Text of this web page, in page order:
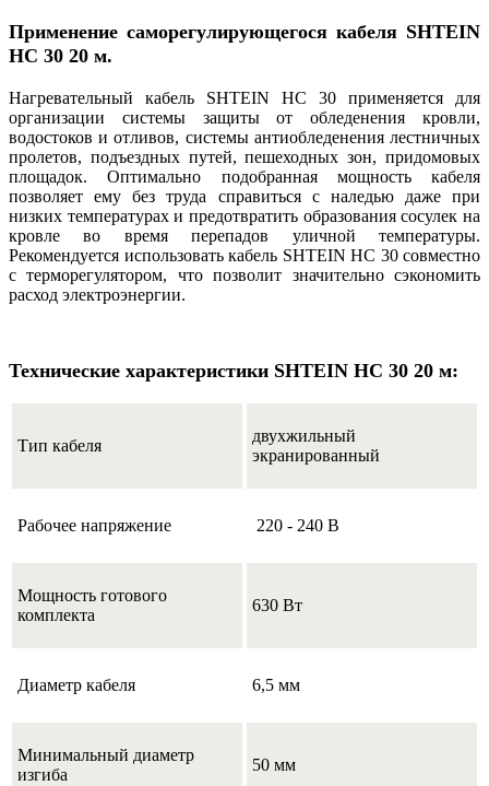
Применение саморегулирующегося кабеля SHTEIN
HC 30 20 м.
Нагревательный кабель SHTEIN HC 30 применяется для
организации системы защиты от обледенения кровли,
водостоков и отливов, системы антиобледенения лестничных
пролетов, подъездных путей, пешеходных зон, придомовых
площадок. Оптимально подобранная мощность кабеля
позволяет ему без труда справиться с наледью даже при
низких температурах и предотвратить образования сосулек на
кровле во время перепадов уличной температуры.
Рекомендуется использовать кабель SHTEIN HC 30 совместно
с терморегулятором, что позволит значительно сэкономить
расход электроэнергии.
Технические характеристики SHTEIN HC 30 20 м:
Тип кабеля
двухжильный
экранированный
Рабочее напряжение 220 - 240 В
Мощность готового
комплекта
630 Вт
Диаметр кабеля 6,5 мм
Минимальный диаметр
изгиба
50 мм